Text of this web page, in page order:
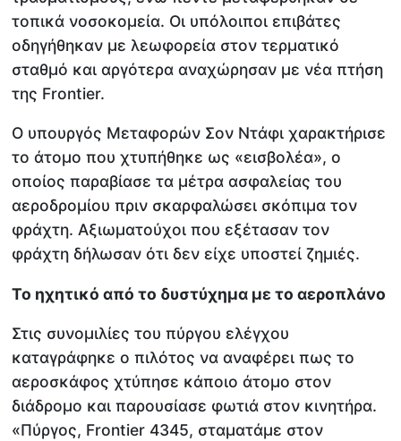
τοπικά νοσοκομεία. Οι υπόλοιποι επιβάτες
οδηγήθηκαν με λεωφορεία στον τερματικό
σταθμό και αργότερα αναχώρησαν με νέα πτήση
της Frontier.
Ο υπουργός Μεταφορών Σον Ντάφι χαρακτήρισε
το άτομο που χτυπήθηκε ως «εισβολέα», ο
οποίος παραβίασε τα μέτρα ασφαλείας του
αεροδρομίου πριν σκαρφαλώσει σκόπιμα τον
φράχτη. Αξιωματούχοι που εξέτασαν τον
φράχτη δήλωσαν ότι δεν είχε υποστεί ζημιές.
Το ηχητικό από το δυστύχημα με το αεροπλάνο
Στις συνομιλίες του πύργου ελέγχου
καταγράφηκε ο πιλότος να αναφέρει πως το
αεροσκάφος χτύπησε κάποιο άτομο στον
διάδρομο και παρουσίασε φωτιά στον κινητήρα.
«Πύργος, Frontier 4345, σταματάμε στον